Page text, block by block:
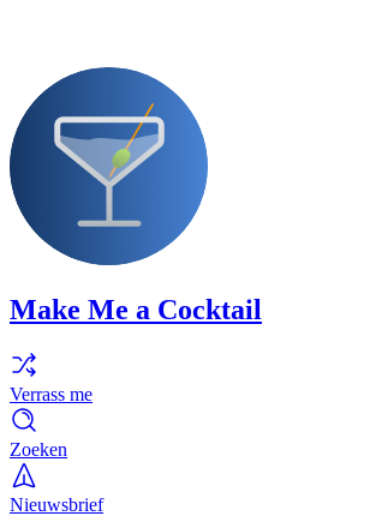
Make Me a Cocktail
Verrass me
Zoeken
Nieuwsbrief